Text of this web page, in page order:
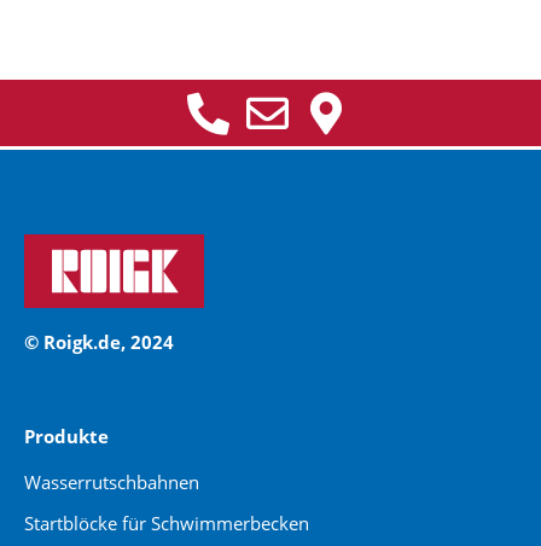
© Roigk.de, 2024
Produkte
Wasserrutschbahnen
Startblöcke für Schwimmerbecken